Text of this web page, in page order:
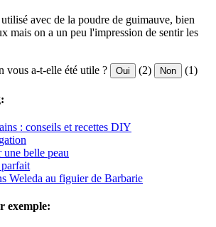
avec de la poudre de guimauve, bien
mais on a un peu l'impression de sentir les
vous a-t-elle été utile ? Oui (2) Non (1)
: conseils et recettes DIY
belle peau
Weleda au figuier de Barbarie
exemple: